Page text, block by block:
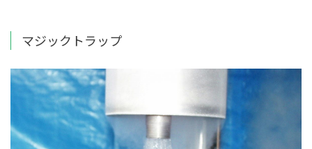
マジックトラップ